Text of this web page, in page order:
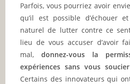
Parfois, vous pourriez avoir
qu’il est possible d’échouer
naturel de lutter contre ce
lieu de vous accuser d’avoir
mal, donnez-vous la
expériences sans vous
Certains des innovateurs qui